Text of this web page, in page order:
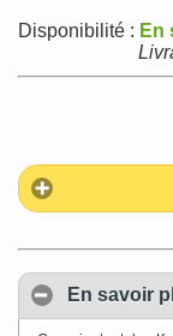
Disponibilité : En
En savoir